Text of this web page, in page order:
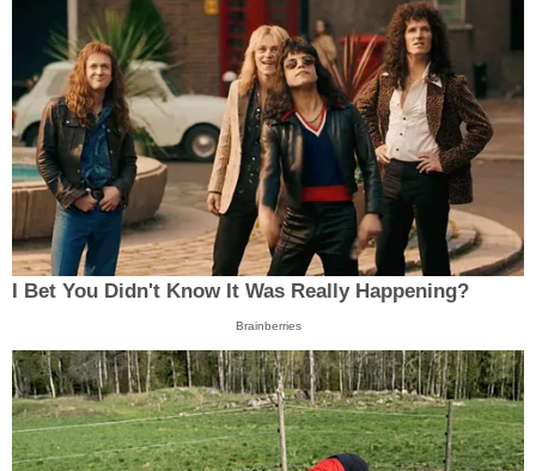
I Bet You Didn't Know It Was Really Happening?
Brainberries